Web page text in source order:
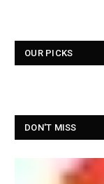
OUR PICKS
DON'T MISS